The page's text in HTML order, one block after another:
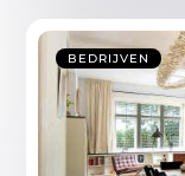
BEDRIJVEN